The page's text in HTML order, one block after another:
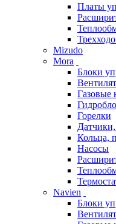
Платы
Mizudo
Mora
Блоки
Газовые
Горелки
Кольца,
Насосы
Navien
Блоки